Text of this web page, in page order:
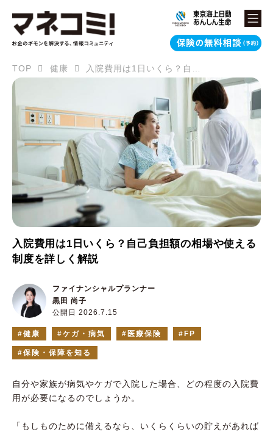
TOP 健康 入院費用は1日いくら？自己負担額の相場や使える制度を詳しく解説
入院費用は1日いくら？自己負担額の相場や使える
制度を詳しく解説
公開日 2026.7.15
ファイナンシャルプランナー
黒田 尚子
健康 ケガ・病気 医療保険 FP
保険・保障を知る
自分や家族が病気やケガで入院した場合、どの程度の入院費
用が必要になるのでしょうか。
「もしものために備えるなら、いくらくらいの貯えがあれば